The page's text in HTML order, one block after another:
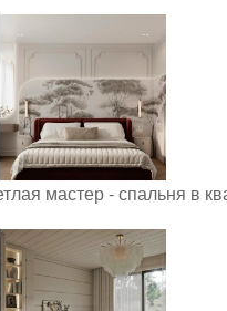
мастер - спальня в